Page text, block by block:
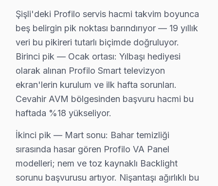
Şişli'de En İyi Profilo Servis: Neden Fabrika
Fabrika Servis, Şişli bölgesinde Profilo
Ayrıca, sunmuş olduğumuz 6 aylık garanti ile,
Sonuç olarak, Şişli bölgesinde Profilo TV tamiri için
Şişli Profilo servis - TV Tamiri
Profilo ekran'de görüntü titremesi veya renk
25+ sertifikalı teknisyen kişilik ekip, Profilo UHD
Şişli'da Profilo TV Kurulum Hizmeti – Aynı Gün
Yeni bir Profilo televizyon aldıysanız, Şişli'da
Şişli'deki Profilo servis hacmi takvim boyunca
beş belirgin pik noktası barındırıyor — 19 yıllık
veri bu pikireri tutarlı biçimde doğruluyor.
Birinci pik — Ocak ortası: Yılbaşı hediyesi
olarak alınan Profilo Smart televizyon
ekran'lerin kurulum ve ilk hafta sorunları.
Cevahir AVM bölgesinden başvuru hacmi bu
haftada %18 yükseliyor.
İkinci pik — Mart sonu: Bahar temizliği
sırasında hasar gören Profilo VA Panel
modelleri; nem ve toz kaynaklı Backlight
sorunu başvurusu artıyor. Nişantaşı ağırlıklı bu